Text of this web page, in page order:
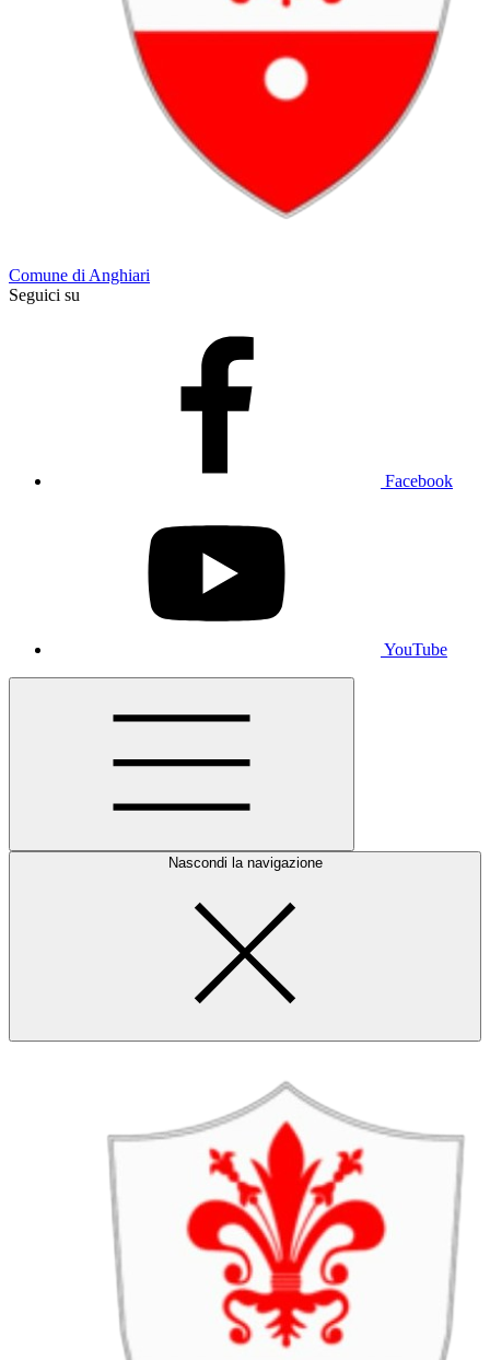
Comune di Anghiari
Seguici su
Facebook
YouTube
Nascondi la navigazione